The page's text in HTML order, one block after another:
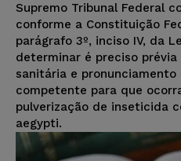
Supremo Tribunal Federal
conforme a Constituição
parágrafo 3º, inciso IV, da
determinar é preciso
sanitária e
competente para que
pulverização de inseticida
aegypti.